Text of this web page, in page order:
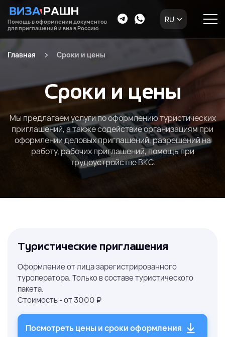
Помощь в оформлении документов
для приглашений и виз в Россию
RU
Главная Сроки и цены
Сроки и цены
Мы предлагаем услуги по оформлению туристических
приглашений, а также содействие организациям при
оформлении деловых приглашений, разрешений на
работу, рабочих приглашений, помощь при
трудоустройстве ВКС.
Туристические приглашения
Оформление от лица зарегистрированного
туроператора. Только в составе туристического
пакета.
Стоимость -от3000 ₽
Посмотреть цены и сроки оформления